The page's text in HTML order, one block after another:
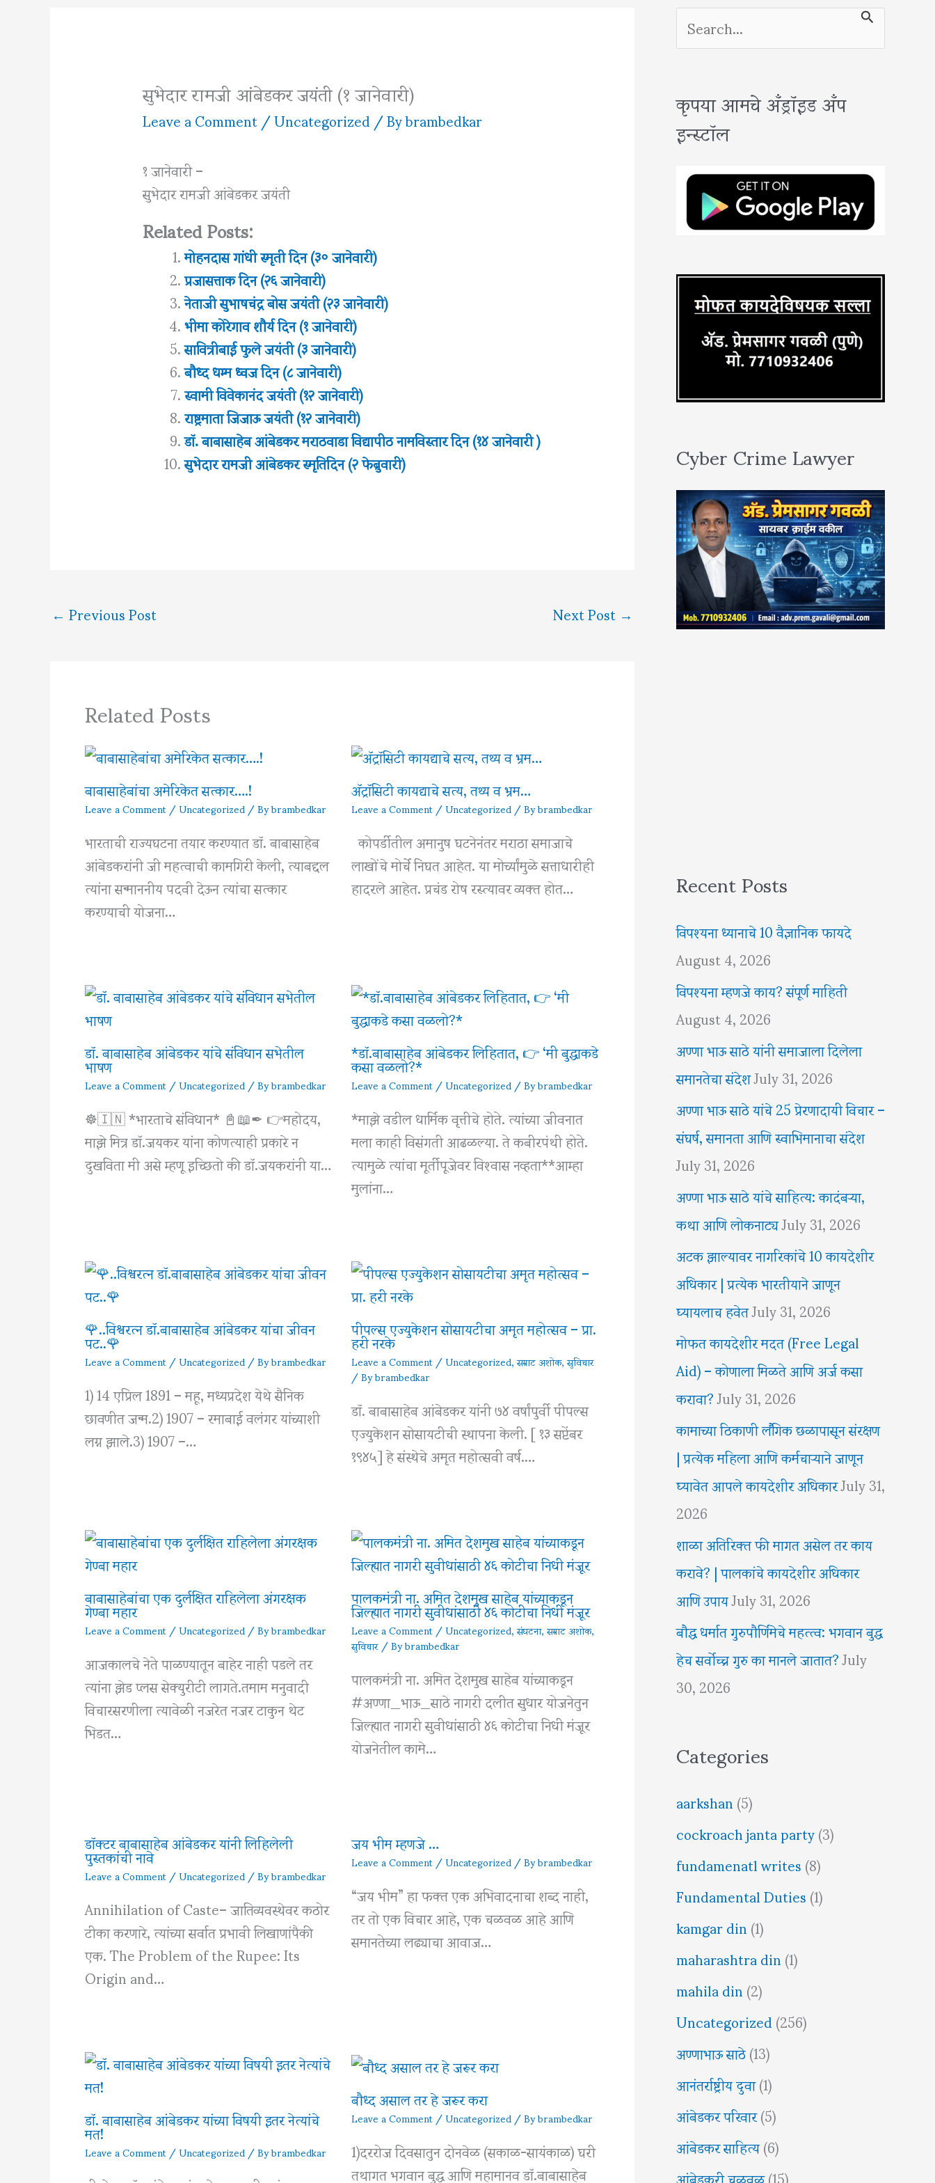
सुभेदार रामजी आंबेडकर जयंती (१ जानेवारी)
Leave a Comment/Uncategorized/ Bybrambedkar
१ जानेवारी –
सुभेदार रामजी आंबेडकर जयंती
Related Posts:
मोहनदास गांधी स्मृती दिन (३० जानेवारी)
प्रजासत्ताक दिन (२६ जानेवारी)
नेताजी सुभाषचंद्र बोस जयंती (२३ जानेवारी)
भीमा कोरेगाव शौर्य दिन (१ जानेवारी)
सावित्रीबाई फुले जयंती (३ जानेवारी)
बौध्द धम्म ध्वज दिन (८ जानेवारी)
स्वामी विवेकानंद जयंती (१२ जानेवारी)
राष्ट्रमाता जिजाऊ जयंती (१२ जानेवारी)
डॉ. बाबासाहेब आंबेडकर मराठवाडा विद्यापीठ नामविस्तार दिन (१४ जानेवारी )
सुभेदार रामजी आंबेडकर स्मृतिदिन (२ फेब्रुवारी)
←Previous Post Next Post→
Related Posts
बाबासाहेबांचा अमेरिकेत सत्कार….!
Leave a Comment/Uncategorized/ Bybrambedkar
भारताची राज्यघटना तयार करण्यात डॉ. बाबासाहेब
आंबेडकरांनी जी महत्वाची कामगिरी केली, त्याबद्दल
त्यांना सन्माननीय पदवी देऊन त्यांचा सत्कार
करण्याची योजना…
अ‍ॅट्रॉसिटी कायद्याचे सत्य, तथ्य व भ्रम…
Leave a Comment/Uncategorized/ Bybrambedkar
कोपर्डीतील अमानुष घटनेनंतर मराठा समाजाचे
लाखोंचे मोर्चे निघत आहेत. या मोर्च्यांमुळे सत्ताधारीही
हादरले आहेत. प्रचंड रोष रस्त्यावर व्यक्त होत…
डॉ. बाबासाहेब आंबेडकर यांचे संविधान सभेतील
भाषण
Leave a Comment/Uncategorized/ Bybrambedkar
☸🇮🇳 *भारताचे संविधान* 📓📖✒ 👉महोदय,
माझे मित्र डाॅ.जयकर यांना कोणत्याही प्रकारे न
दुखविता मी असे म्हणू इच्छितो की डाॅ.जयकरांनी या…
*डॉ.बाबासाहेब आंबेडकर लिहितात, 👉 ‘मी बुद्धाकडे
कसा वळलो?*
Leave a Comment/Uncategorized/ Bybrambedkar
*माझे वडील धार्मिक वृत्तीचे होते. त्यांच्या जीवनात
मला काही विसंगती आढळल्या. ते कबीरपंथी होते.
त्यामुळे त्यांचा मूर्तीपूजेवर विश्‍वास नव्हता**आम्हा
मुलांना…
🌹..विश्वरत्‍न डॉ.बाबासाहेब आंबेडकर यांचा जीवन
पट..🌹
Leave a Comment/Uncategorized/ Bybrambedkar
1) 14 एप्रिल 1891 – महू, मध्यप्रदेश येथे सैनिक
छावणीत जन्म.2) 1907 – रमाबाई वलंगर यांच्याशी
लग्न झाले.3) 1907 –…
पीपल्स एज्युकेशन सोसायटीचा अमृत महोत्सव – प्रा.
हरी नरके
Leave a Comment/Uncategorized,सम्राट अशोक,सुविचार
/ Bybrambedkar
डॉ. बाबासाहेब आंबेडकर यांनी ७४ वर्षांपुर्वी पीपल्स
एज्युकेशन सोसायटीची स्थापना केली. [ १३ सप्टेंबर
१९४५] हे संस्थेचे अमृत महोत्सवी वर्ष.…
बाबासाहेबांचा एक दुर्लक्षित राहिलेला अंगरक्षक
गेण्बा महार
Leave a Comment/Uncategorized/ Bybrambedkar
आजकालचे नेते पाळण्यातून बाहेर नाही पडले तर
त्यांना झेड प्लस सेक्युरीटी लागते.तमाम मनुवादी
विचारसरणीला त्यावेळी नजरेत नजर टाकुन थेट
भिडत…
पालकमंत्री ना. अमित देशमुख साहेब यांच्याकडून
जिल्ह्यात नागरी सुवीधांसाठी ४६ कोटीचा निधी मंजूर
Leave a Comment/Uncategorized,संघटना,सम्राट अशोक,
सुविचार/ Bybrambedkar
पालकमंत्री ना. अमित देशमुख साहेब यांच्याकडून
#अण्णा_भाऊ_साठे नागरी दलीत सुधार योजनेतुन
जिल्ह्यात नागरी सुवीधांसाठी ४६ कोटीचा निधी मंजूर
योजनेतील कामे…
डॉक्टर बाबासाहेब आंबेडकर यांनी लिहिलेली
पुस्तकांची नावे
Leave a Comment/Uncategorized/ Bybrambedkar
Annihilation of Caste– जातिव्यवस्थेवर कठोर
टीका करणारे, त्यांच्या सर्वात प्रभावी लिखाणांपैकी
एक. The Problem of the Rupee: Its
Origin and…
जय भीम म्हणजे …
Leave a Comment/Uncategorized/ Bybrambedkar
“जय भीम” हा फक्त एक अभिवादनाचा शब्द नाही,
तर तो एक विचार आहे, एक चळवळ आहे आणि
समानतेच्या लढ्याचा आवाज…
डॉ. बाबासाहेब आंबेडकर यांच्या विषयी इतर नेत्यांचे
मत!
Leave a Comment/Uncategorized/ Bybrambedkar
बौध्द असाल तर हे जरूर करा
Leave a Comment/Uncategorized/ Bybrambedkar
1)दररोज दिवसातुन दोनवेळ (सकाळ-सायंकाळ) घरी
तथागत भगवान बुद्ध आणि महामानव डॉ.बाबासाहेब
S
e
r
c
:
कृपया आमचे अँड्रॉइड अँप
इन्स्टॉल
Cyber Crime Lawyer
Recent Posts
विपश्यना ध्यानाचे 10 वैज्ञानिक फायदे
August 4, 2026
विपश्यना म्हणजे काय? संपूर्ण माहिती
August 4, 2026
अण्णा भाऊ साठे यांनी समाजाला दिलेला
समानतेचा संदेशJuly 31, 2026
अण्णा भाऊ साठे यांचे 25 प्रेरणादायी विचार –
संघर्ष, समानता आणि स्वाभिमानाचा संदेश
July 31, 2026
अण्णा भाऊ साठे यांचे साहित्य: कादंबऱ्या,
कथा आणि लोकनाट्यJuly 31, 2026
अटक झाल्यावर नागरिकांचे 10 कायदेशीर
अधिकार | प्रत्येक भारतीयाने जाणून
घ्यायलाच हवेतJuly 31, 2026
मोफत कायदेशीर मदत (Free Legal
Aid) – कोणाला मिळते आणि अर्ज कसा
करावा?July 31, 2026
कामाच्या ठिकाणी लैंगिक छळापासून संरक्षण
| प्रत्येक महिला आणि कर्मचाऱ्याने जाणून
घ्यावेत आपले कायदेशीर अधिकारJuly 31,
2026
शाळा अतिरिक्त फी मागत असेल तर काय
करावे? | पालकांचे कायदेशीर अधिकार
आणि उपायJuly 31, 2026
बौद्ध धर्मात गुरुपौर्णिमेचे महत्त्व: भगवान बुद्ध
हेच सर्वोच्च गुरु का मानले जातात?July
30, 2026
Categories
aarkshan(5)
cockroach janta party(3)
fundamenatl writes(8)
Fundamental Duties(1)
kamgar din(1)
maharashtra din(1)
mahila din(2)
Uncategorized(256)
अण्णाभाऊ साठे(13)
आनंतर्राष्ट्रीय दुवा(1)
आंबेडकर परिवार(5)
आंबेडकर साहित्य(6)